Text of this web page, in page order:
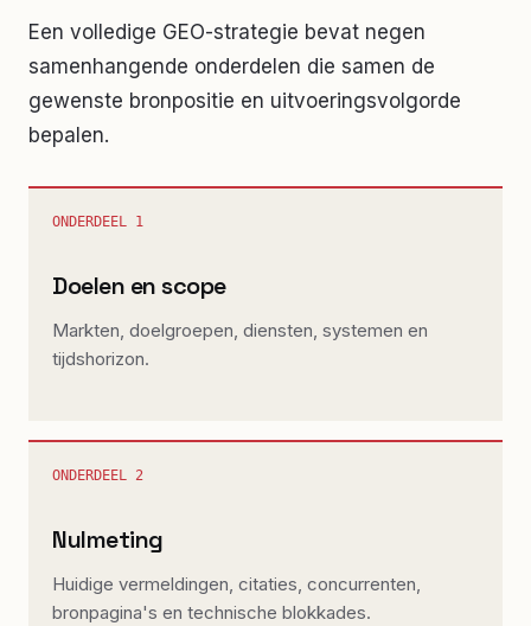
Een volledige GEO-strategie bevat negen
samenhangende onderdelen die samen de
gewenste bronpositie en uitvoeringsvolgorde
bepalen.
ONDERDEEL 1
Doelen en scope
Markten, doelgroepen, diensten, systemen en
tijdshorizon.
ONDERDEEL 2
Nulmeting
Huidige vermeldingen, citaties, concurrenten,
bronpagina's en technische blokkades.